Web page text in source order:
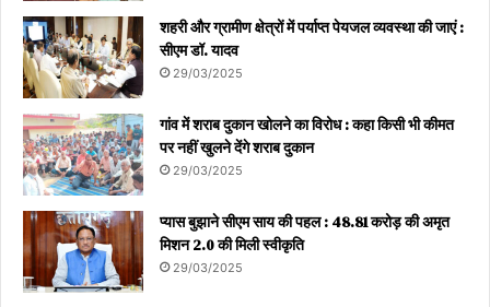
शहरी और ग्रामीण क्षेत्रों में पर्याप्त पेयजल व्यवस्था की जाएं :
सीएम डॉ. यादव
29/03/2025
गांव में शराब दुकान खोलने का विरोध : कहा किसी भी कीमत
पर नहीं खुलने देंगे शराब दुकान
29/03/2025
प्यास बुझाने सीएम साय की पहल : 48.81 करोड़ की अमृत
मिशन 2.0 की मिली स्वीकृति
29/03/2025